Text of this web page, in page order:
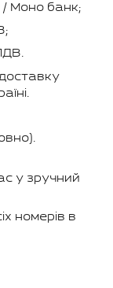
Моно банк;
у зручний
номерів в